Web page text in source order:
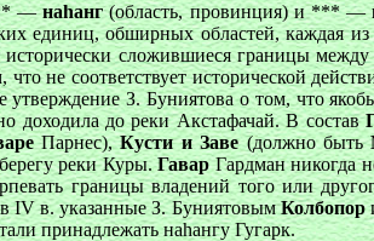
*** —наhанг(область, провинция) и *** —
единиц, обширных областей, каждая
сложившиеся границы
не соответствует исторической
утверждение З. Буниятова о том, что
доходила до реки Акстафачай. В состав
Парнес),Кусти и Заве(должно быть
реки Куры.ГаварГардман никогда
границы владений того или
IV в. указанные З. БуниятовымКолбопор
принадлежать наhангу Гугарк.